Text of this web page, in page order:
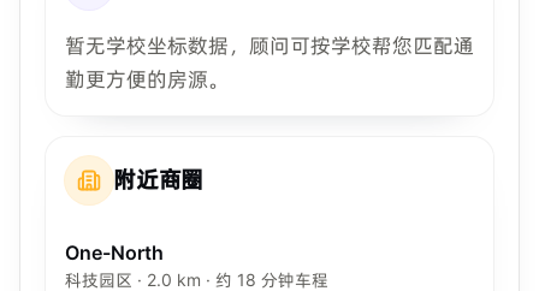
暂无学校坐标数据，顾问可按学校帮您匹配通
勤更方便的房源。
附近商圈
One-North
科技园区 · 2.0 km · 约 18 分钟车程